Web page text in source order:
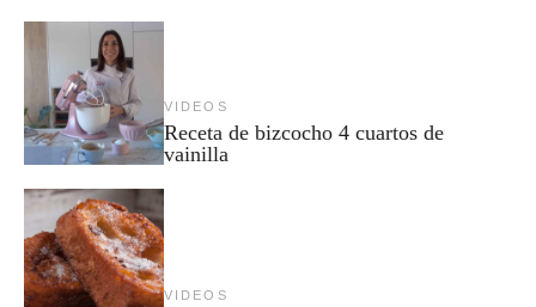
VIDEOS
Receta de bizcocho 4 cuartos de
vainilla
VIDEOS